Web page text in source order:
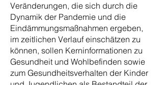
Veränderungen, die sich durch die
Dynamik der Pandemie und die
Eindämmungsmaßnahmen ergeben,
im zeitlichen Verlauf einschätzen zu
können, sollen Kerninformationen zu
Gesundheit und Wohlbefinden sowie
zum Gesundheitsverhalten der Kinder